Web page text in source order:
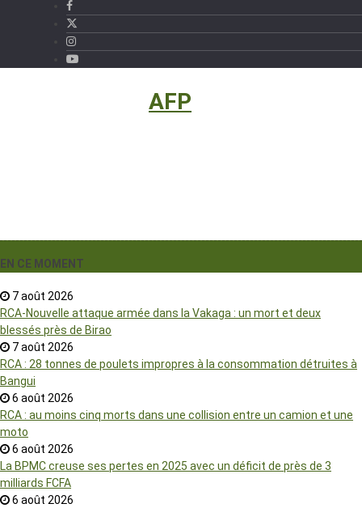
AFP
EN CE MOMENT
7 août 2026
RCA-Nouvelle attaque armée dans la Vakaga : un mort et deux
blessés près de Birao
7 août 2026
RCA : 28 tonnes de poulets impropres à la consommation détruites à
Bangui
6 août 2026
RCA : au moins cinq morts dans une collision entre un camion et une
moto
6 août 2026
La BPMC creuse ses pertes en 2025 avec un déficit de près de 3
milliards FCFA
6 août 2026